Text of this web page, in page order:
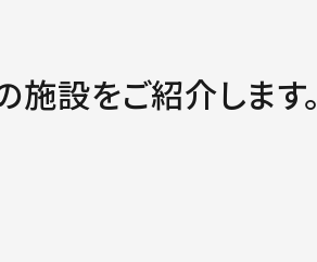
チャレンジ受験
設をご紹介します。